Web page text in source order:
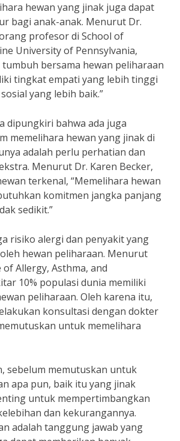
hewan yang jinak juga dapat
bagi anak-anak. Menurut Dr.
profesor di School of
University of Pennsylvania,
tumbuh bersama hewan peliharaan
tingkat empati yang lebih tinggi
yang lebih baik.”
dipungkiri bahwa ada juga
memelihara hewan yang jinak di
adalah perlu perhatian dan
Menurut Dr. Karen Becker,
terkenal, “Memelihara hewan
komitmen jangka panjang
sedikit.”
risiko alergi dan penyakit yang
hewan peliharaan. Menurut
of Allergy, Asthma, and
10% populasi dunia memiliki
peliharaan. Oleh karena itu,
konsultasi dengan dokter
untuk memelihara
sebelum memutuskan untuk
apa pun, baik itu yang jinak
untuk mempertimbangkan
dan kekurangannya.
adalah tanggung jawab yang